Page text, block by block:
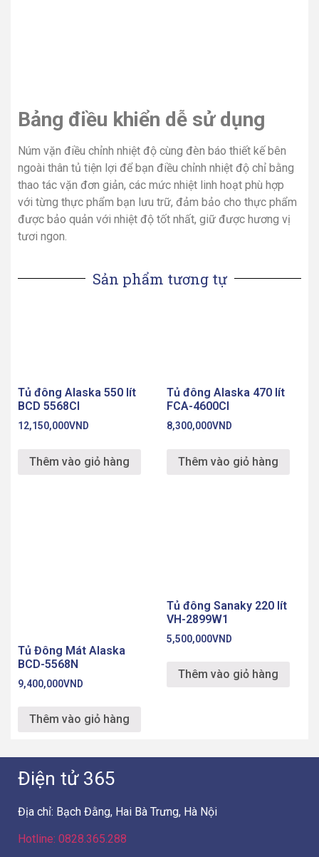
Bảng điều khiển dễ sử dụng
Núm vặn điều chỉnh nhiệt độ cùng đèn báo thiết kế bên
ngoài thân tủ tiện lợi để bạn điều chỉnh nhiệt độ chỉ bằng
thao tác vặn đơn giản, các mức nhiệt linh hoạt phù hợp
với từng thực phẩm bạn lưu trữ, đảm bảo cho thực phẩm
được bảo quản với nhiệt độ tốt nhất, giữ được hương vị
tươi ngon.
Sản phẩm tương tự
Tủ đông Alaska 550 lít
BCD 5568CI
12,150,000VND
Thêm vào giỏ hàng
Tủ đông Alaska 470 lít
FCA-4600CI
8,300,000VND
Thêm vào giỏ hàng
Tủ Đông Mát Alaska
BCD-5568N
9,400,000VND
Thêm vào giỏ hàng
Tủ đông Sanaky 220 lít
VH-2899W1
5,500,000VND
Thêm vào giỏ hàng
Điện tử 365
Địa chỉ: Bạch Đằng, Hai Bà Trưng, Hà Nội
Hotline: 0828.365.288